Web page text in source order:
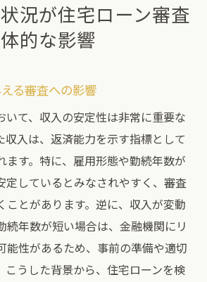
況が住宅ローン審査
的な影響
る審査への影響
いて、収入の安定性は非常に重要な
収入は、返済能力を示す指標として
ます。特に、雇用形態や勤続年数が
定しているとみなされやすく、審査
ことがあります。逆に、収入が変動
続年数が短い場合は、金融機関にリ
能性があるため、事前の準備や適切
こうした背景から、住宅ローンを検